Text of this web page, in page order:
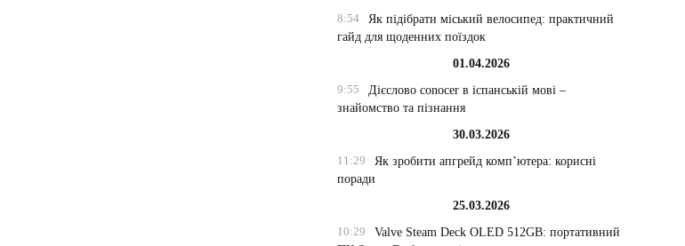
8:54
Як підібрати міський велосипед: практичний
гайд для щоденних поїздок
01.04.2026
9:55
Дієслово conocer в іспанській мові –
знайомство та пізнання
30.03.2026
11:29
Як зробити апгрейд комп’ютера: корисні
поради
25.03.2026
10:29
Valve Steam Deck OLED 512GB: портативний